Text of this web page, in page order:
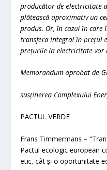
producător de electricitate
plătească aproximativ un
produs. Or, în cazul în care
transfera integral în prețul
prețurile la electricitate vor
Memorandum aprobat de
susținerea Complexului
PACTUL VERDE
Frans Timmermans –
Pactul ecologic european
etic, cât și o oportunitate